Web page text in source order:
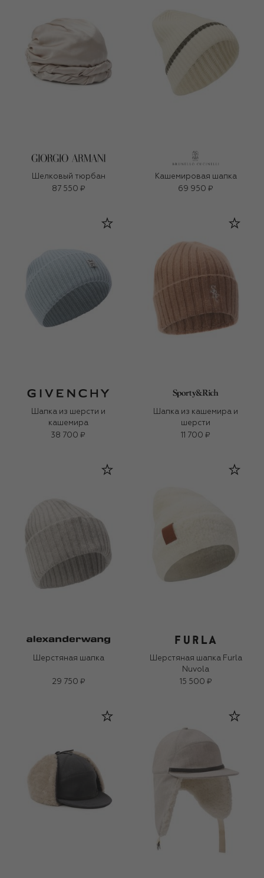
Шелковый тюрбан
87 550 ₽
Кашемировая шапка
69 950 ₽
Шапка из шерсти и
кашемира
38 700 ₽
Шапка из кашемира и
шерсти
11 700 ₽
Шерстяная шапка
29 750 ₽
Шерстяная шапка Furla
Nuvola
15 500 ₽